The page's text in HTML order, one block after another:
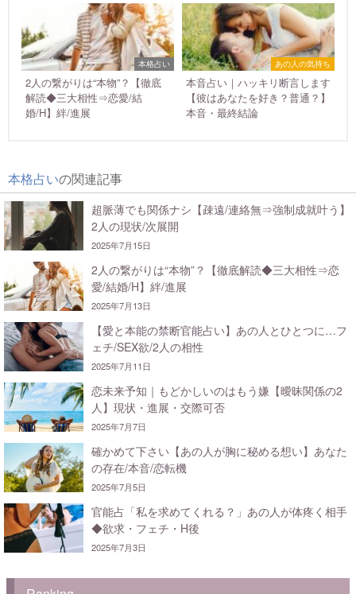
本格占い
2人の繋がりは“本物”？【徹底
解読◆三大相性⇒恋愛/結
婚/H】絆/進展
あの人の気持ち
本音占い｜ハッキリ断言します
【彼はあなたを好き？普通？】
本音・最終結論
本格占いの関連記事
超脈薄でも関係ナシ【疎遠/連絡無⇒強制成就叶う】
2人の現状/次展開
2025年7月15日
2人の繋がりは“本物”？【徹底解読◆三大相性⇒恋
愛/結婚/H】絆/進展
2025年7月13日
【愛と本能の禁断官能占い】あの人とひとつに…フ
ェチ/SEX欲/2人の相性
2025年7月11日
恋未来予知｜もどかしいのはもう嫌【曖昧関係の2
人】現状・進展・交際可否
2025年7月7日
確かめて下さい【あの人が胸に秘める想い】あなた
の存在/本音/恋転機
2025年7月5日
官能占「私を求めてくれる？」あの人が体疼く相手
◆欲求・フェチ・H後
2025年7月3日